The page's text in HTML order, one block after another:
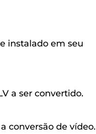
instalado em seu
a ser convertido.
conversão de vídeo.